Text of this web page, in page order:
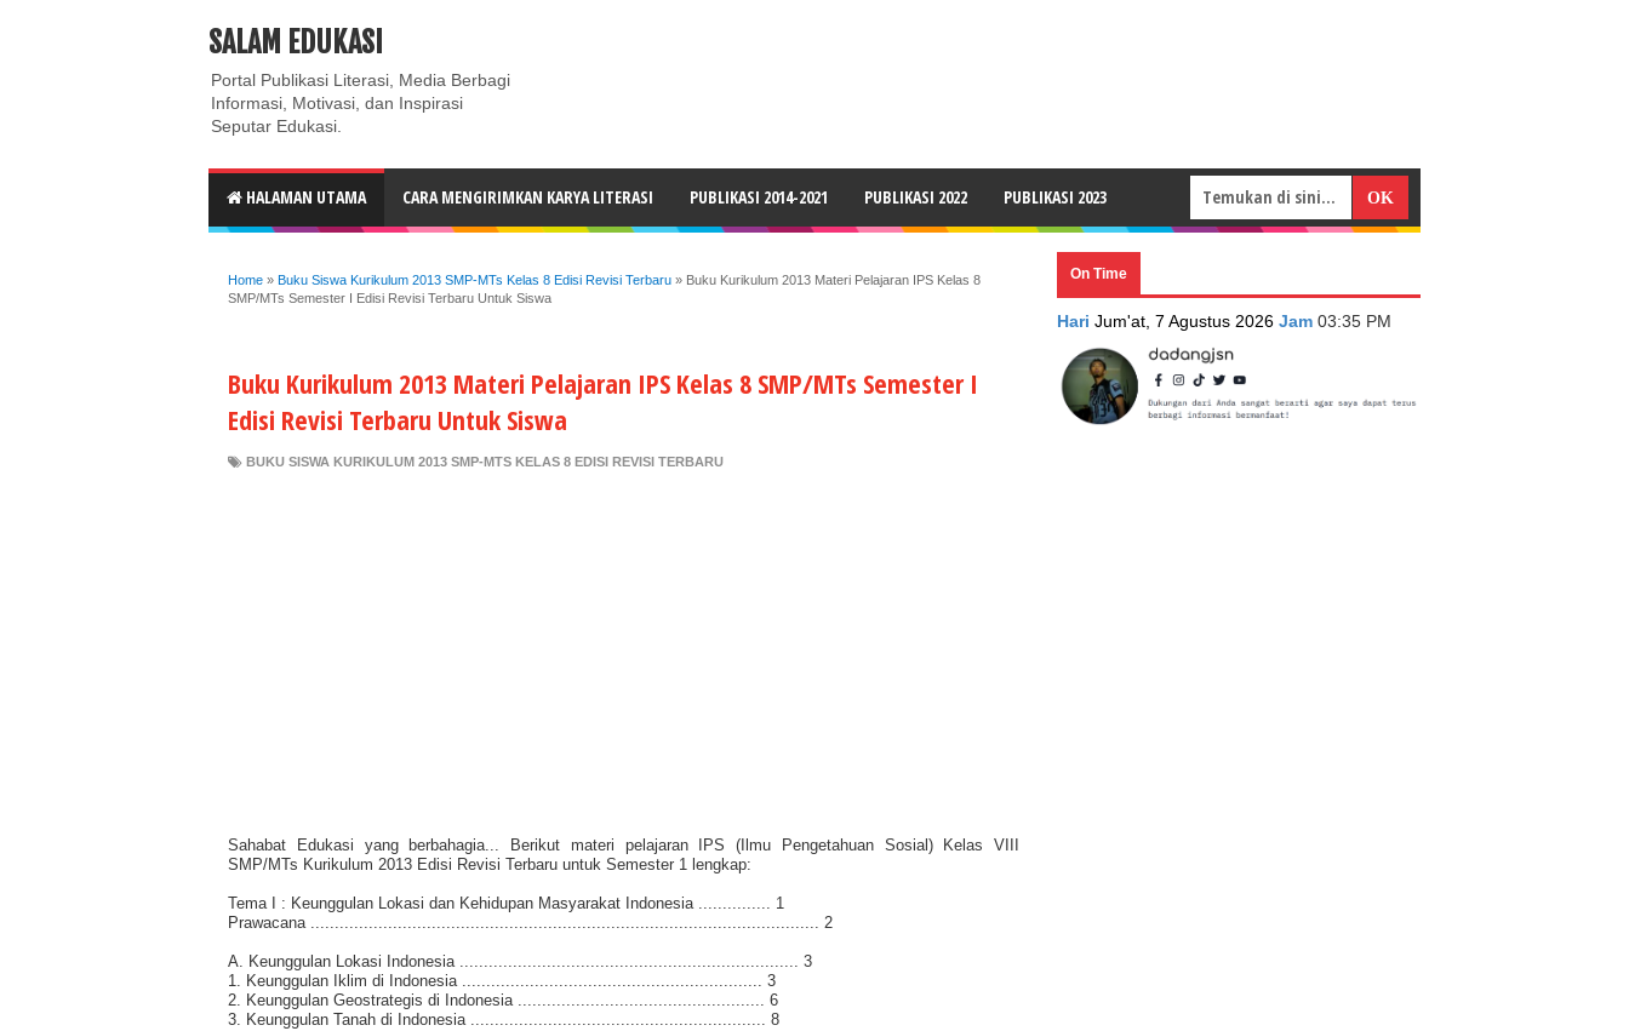
ABOUT CONTACT US
SALAM EDUKASI
Portal Publikasi Literasi, Media Berbagi
Informasi, Motivasi, dan Inspirasi
Seputar Edukasi.
HALAMAN UTAMA CARA MENGIRIMKAN KARYA LITERASI PUBLIKASI 2014-2021 PUBLIKASI 2022 PUBLIKASI 2023
Home » Buku Siswa Kurikulum 2013 SMP-MTs Kelas 8 Edisi Revisi Terbaru » Buku Kurikulum 2013 Materi Pelajaran IPS Kelas 8
SMP/MTs Semester I Edisi Revisi Terbaru Untuk Siswa
Buku Kurikulum 2013 Materi Pelajaran IPS Kelas 8 SMP/MTs Semester I
Edisi Revisi Terbaru Untuk Siswa
BUKU SISWA KURIKULUM 2013 SMP-MTS KELAS 8 EDISI REVISI TERBARU
Sahabat Edukasi yang berbahagia... Berikut materi pelajaran IPS (Ilmu Pengetahuan Sosial) Kelas VIII
SMP/MTs Kurikulum 2013 Edisi Revisi Terbaru untuk Semester 1 lengkap:
Tema I : Keunggulan Lokasi dan Kehidupan Masyarakat Indonesia ............... 1
Prawacana ......................................................................................................... 2
A. Keunggulan Lokasi Indonesia ...................................................................... 3
1. Keunggulan Iklim di Indonesia .............................................................. 3
2. Keunggulan Geostrategis di Indonesia ................................................... 6
3. Keunggulan Tanah di Indonesia ............................................................. 8
On Time
Hari Jum'at, 7 Agustus 2026 Jam 03:35 PM